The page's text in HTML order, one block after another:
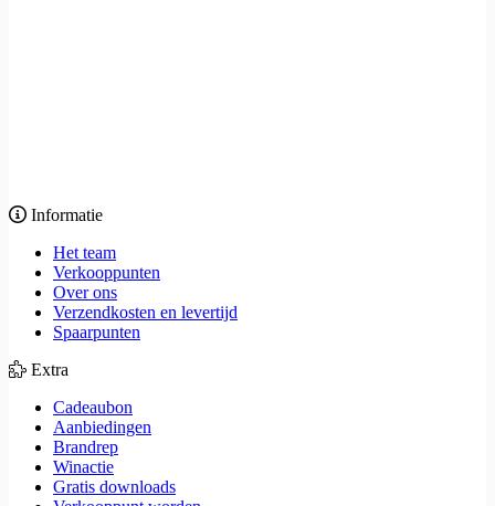
Informatie
Het team
Verkooppunten
Over ons
Verzendkosten en levertijd
Spaarpunten
Extra
Cadeaubon
Aanbiedingen
Brandrep
Winactie
Gratis downloads